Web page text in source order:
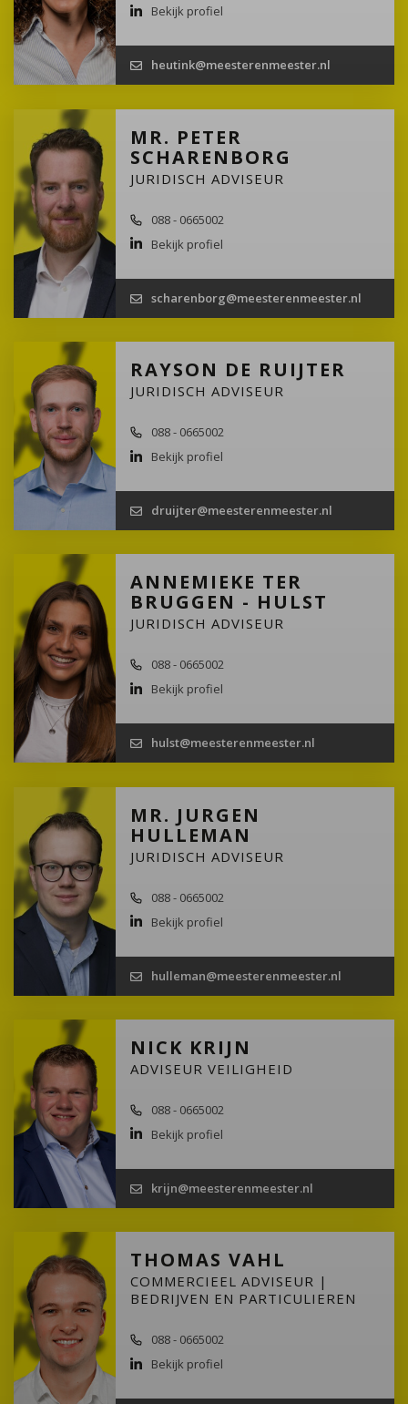
Bekijk profiel
heutink@meesterenmeester.nl
MR. PETER
SCHARENBORG
JURIDISCH ADVISEUR
088 - 0665002
Bekijk profiel
scharenborg@meesterenmeester.nl
RAYSON DE RUIJTER
JURIDISCH ADVISEUR
088 - 0665002
Bekijk profiel
druijter@meesterenmeester.nl
ANNEMIEKE TER
BRUGGEN - HULST
JURIDISCH ADVISEUR
088 - 0665002
Bekijk profiel
hulst@meesterenmeester.nl
MR. JURGEN
HULLEMAN
JURIDISCH ADVISEUR
088 - 0665002
Bekijk profiel
hulleman@meesterenmeester.nl
NICK KRIJN
ADVISEUR VEILIGHEID
088 - 0665002
Bekijk profiel
krijn@meesterenmeester.nl
THOMAS VAHL
COMMERCIEEL ADVISEUR |
BEDRIJVEN EN PARTICULIEREN
088 - 0665002
Bekijk profiel